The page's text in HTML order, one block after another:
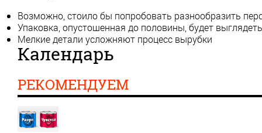
Возможно, стоило бы попробовать разнообразить
Упаковка, опустошенная до половины, будет
Мелкие детали усложняют процесс вырубки
Календарь
РЕКОМЕНДУЕМ